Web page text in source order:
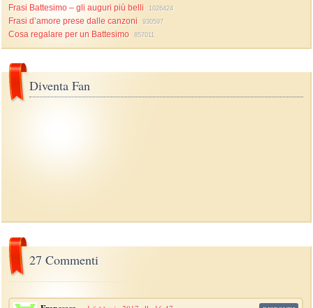
Frasi Battesimo – gli auguri più belli 1026424
Frasi d’amore prese dalle canzoni 930597
Cosa regalare per un Battesimo 857011
Diventa Fan
27 Commenti